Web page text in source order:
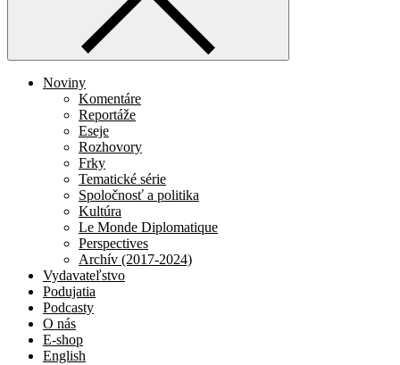
Noviny
Komentáre
Reportáže
Eseje
Rozhovory
Frky
Tematické série
Spoločnosť a politika
Kultúra
Le Monde Diplomatique
Perspectives
Archív (2017-2024)
Vydavateľstvo
Podujatia
Podcasty
O nás
E-shop
English